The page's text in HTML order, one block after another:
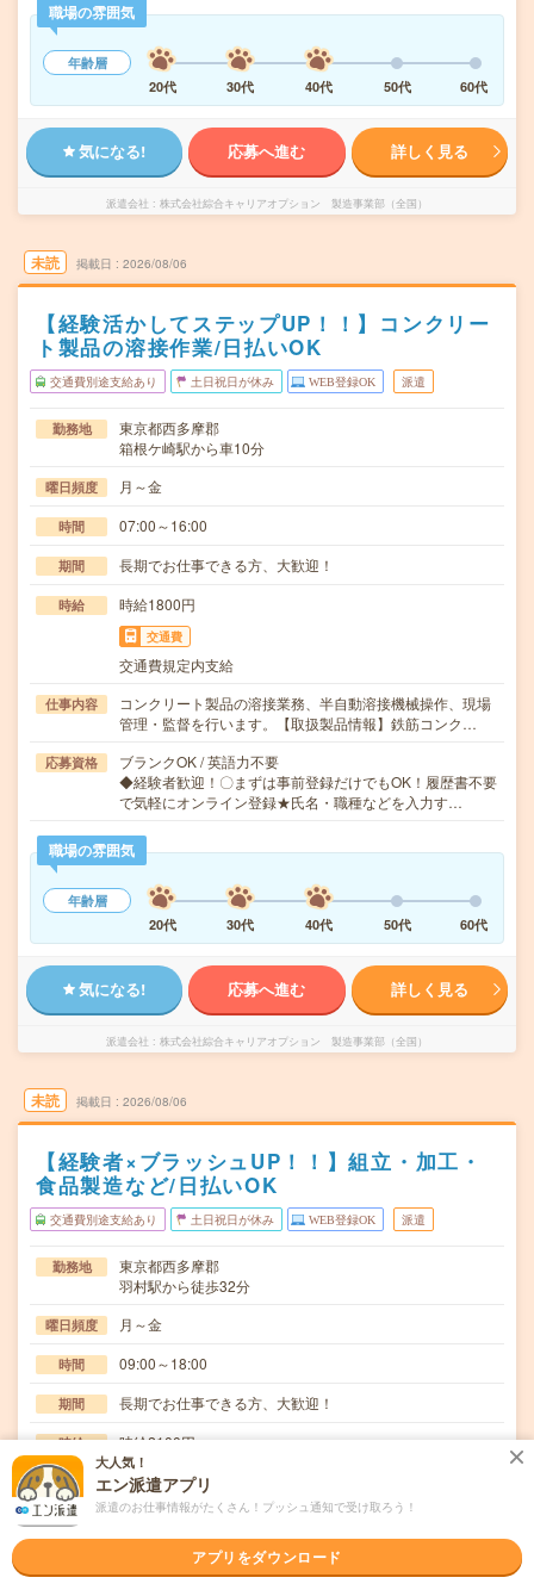
職場の雰囲気
年齢層
20代
30代 40代 50代 60代
気になる! 応募へ進む 詳しく見る
派遣会社 株式会社綜合キャリアオプション 製造事業部（全国）
未読 掲載日 2026/08/06
【経験活かしてステップUP！！】コンクリー
ト製品の溶接作業/日払いOK
交通費別途支給あり 土日祝日が休み WEB登録OK 派遣
勤務地
東京都西多摩郡
箱根ケ崎駅から車10分
曜日頻度 月～金
時間 07:00～16:00
期間 長期でお仕事できる方、大歓迎！
時給 時給1800円
交通費
交通費規定内支給
仕事内容
コンクリート製品の溶接業務、半自動溶接機械操作、現場
管理・監督を行います。【取扱製品情報】鉄筋コンク…
応募資格
ブランクOK / 英語力不要
◆経験者歓迎！〇まずは事前登録だけでもOK！履歴書不要
で気軽にオンライン登録★氏名・職種などを入力す…
職場の雰囲気
年齢層
20代
30代 40代 50代 60代
気になる! 応募へ進む 詳しく見る
派遣会社 株式会社綜合キャリアオプション 製造事業部（全国）
未読 掲載日 2026/08/06
【経験者×ブラッシュUP！！】組立・加工・
食品製造など/日払いOK
交通費別途支給あり 土日祝日が休み WEB登録OK 派遣
勤務地
東京都西多摩郡
羽村駅から徒歩32分
曜日頻度 月～金
時間 09:00～18:00
期間 長期でお仕事できる方、大歓迎！
時給 時給2100円
交通費
交通費規定内支給
仕事内容
正社員登用あり/交通費支給性能試験で使用する機械を製造
するお仕事です。機械を組付けたり、配線を通した…
大人気！
エン派遣アプリ
派遣のお仕事情報がたくさん！プッシュ通知で受け取ろう！
アプリをダウンロード